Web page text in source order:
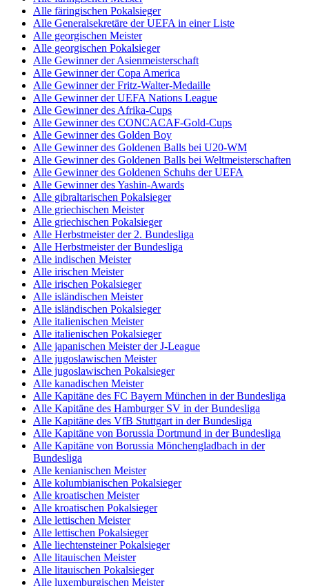
Alle färingischen Pokalsieger
Alle Generalsekretäre der UEFA in einer Liste
Alle georgischen Meister
Alle georgischen Pokalsieger
Alle Gewinner der Asienmeisterschaft
Alle Gewinner der Copa America
Alle Gewinner der Fritz-Walter-Medaille
Alle Gewinner der UEFA Nations League
Alle Gewinner des Afrika-Cups
Alle Gewinner des CONCACAF-Gold-Cups
Alle Gewinner des Golden Boy
Alle Gewinner des Goldenen Balls bei U20-WM
Alle Gewinner des Goldenen Balls bei Weltmeisterschaften
Alle Gewinner des Goldenen Schuhs der UEFA
Alle Gewinner des Yashin-Awards
Alle gibraltarischen Pokalsieger
Alle griechischen Meister
Alle griechischen Pokalsieger
Alle Herbstmeister der 2. Bundesliga
Alle Herbstmeister der Bundesliga
Alle indischen Meister
Alle irischen Meister
Alle irischen Pokalsieger
Alle isländischen Meister
Alle isländischen Pokalsieger
Alle italienischen Meister
Alle italienischen Pokalsieger
Alle japanischen Meister der J-League
Alle jugoslawischen Meister
Alle jugoslawischen Pokalsieger
Alle kanadischen Meister
Alle Kapitäne des FC Bayern München in der Bundesliga
Alle Kapitäne des Hamburger SV in der Bundesliga
Alle Kapitäne des VfB Stuttgart in der Bundesliga
Alle Kapitäne von Borussia Dortmund in der Bundesliga
Alle Kapitäne von Borussia Mönchengladbach in der
Bundesliga
Alle kenianischen Meister
Alle kolumbianischen Pokalsieger
Alle kroatischen Meister
Alle kroatischen Pokalsieger
Alle lettischen Meister
Alle lettischen Pokalsieger
Alle liechtensteiner Pokalsieger
Alle litauischen Meister
Alle litauischen Pokalsieger
Alle luxemburgischen Meister